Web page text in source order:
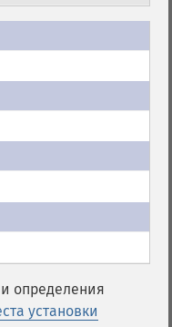
определения
установки